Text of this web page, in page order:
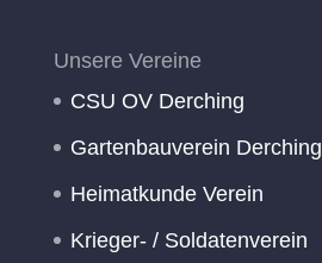
Unsere Vereine
CSU OV Derching
Gartenbauverein Derching
Heimatkunde Verein
Krieger- / Soldatenverein